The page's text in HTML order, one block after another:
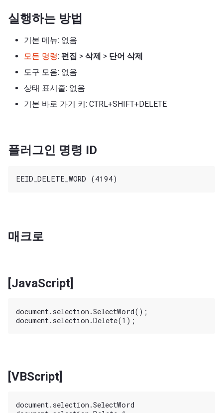
실행하는 방법
기본 메뉴: 없음
모든 명령: 편집 > 삭제 > 단어 삭제
도구 모음: 없음
상태 표시줄: 없음
기본 바로 가기 키: CTRL+SHIFT+DELETE
플러그인 명령 ID
매크로
[JavaScript]
document.selection.SelectWord();
[VBScript]
document.selection.SelectWord